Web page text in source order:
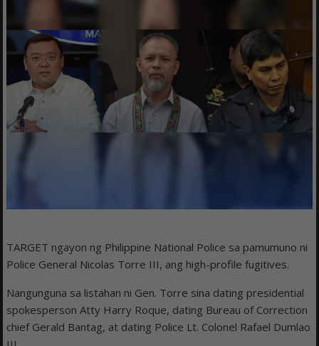
TARGET ngayon ng Philippine National Police sa pamumuno ni
Police General Nicolas Torre III, ang high-profile fugitives.
Nangunguna sa listahan ni Gen. Torre sina dating presidential
spokesperson Atty Harry Roque, dating Bureau of Correction
chief Gerald Bantag, at dating Police Lt. Colonel Rafael Dumlao